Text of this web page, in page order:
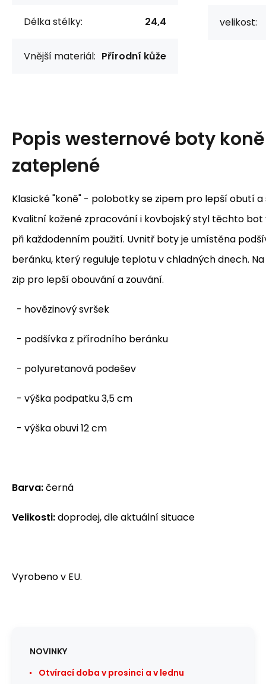
Délka stélky: 24,4
Vnější materiál: Přírodní kůže
velikost:
Popiswesternové boty koně
zateplené
Klasické "koně" - polobotky se zipem pro lepší obutí
Kvalitní kožené zpracování i kovbojský styl těchto
při každodenním použití. Uvnitř boty je umístěna
beránku, který reguluje teplotu v chladných dnech.
zip pro lepší obouvání a zouvání.
- hovězinový svršek
- podšívka z přírodního beránku
- polyuretanová podešev
- výška podpatku 3,5 cm
- výška obuvi 12 cm
Barva:černá
Velikosti:doprodej, dle aktuální situace
Vyrobeno v EU.
NOVINKY
Otvírací doba v prosinci a v lednu